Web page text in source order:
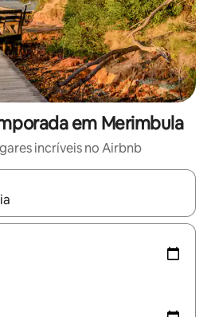
em Merimbula
incríveis no Airbnb
estiverem disponíveis, explore-os